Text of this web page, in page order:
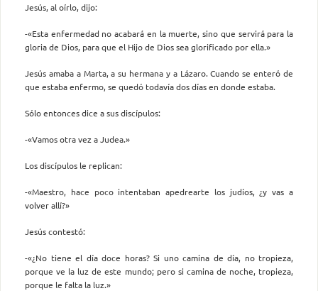
Jesús, al oírlo, dijo:
-«Esta enfermedad no acabará en la muerte, sino que servirá para la
gloria de Dios, para que el Hijo de Dios sea glorificado por ella.»
Jesús amaba a Marta, a su hermana y a Lázaro. Cuando se enteró de
que estaba enfermo, se quedó todavía dos días en donde estaba.
Sólo entonces dice a sus discípulos:
-«Vamos otra vez a Judea.»
Los discípulos le replican:
-«Maestro, hace poco intentaban apedrearte los judíos, ¿y vas a
volver allí?»
Jesús contestó:
-«¿No tiene el día doce horas? Si uno camina de día, no tropieza,
porque ve la luz de este mundo; pero si camina de noche, tropieza,
porque le falta la luz.»